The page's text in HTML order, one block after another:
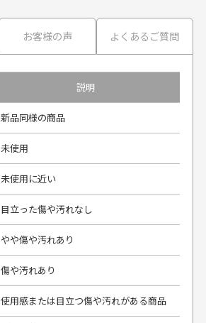
お客様の声 よくあるご質問
説明
新品同様の商品
未使用
未使用に近い
目立った傷や汚れなし
やや傷や汚れあり
傷や汚れあり
使用感または目立つ傷や汚れがある商品